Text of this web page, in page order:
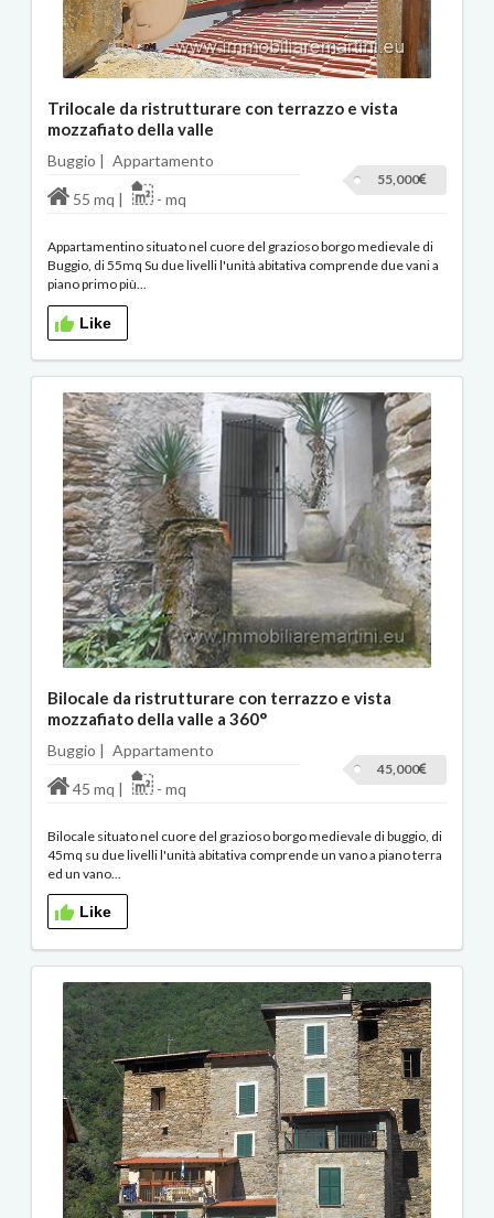
Trilocale da ristrutturare con terrazzo e vista
mozzafiato della valle
Buggio | Appartamento
55,000
55 mq | - mq
Appartamentino situato nel cuore del grazioso borgo medievale di
Buggio, di 55mq Su due livelli l'unità abitativa comprende due vani a
piano primo più...
Like
Bilocale da ristrutturare con terrazzo e vista
mozzafiato della valle a 360°
Buggio | Appartamento
45,000
45 mq | - mq
Bilocale situato nel cuore del grazioso borgo medievale di buggio, di
45mq su due livelli l'unità abitativa comprende un vano a piano terra
ed un vano...
Like